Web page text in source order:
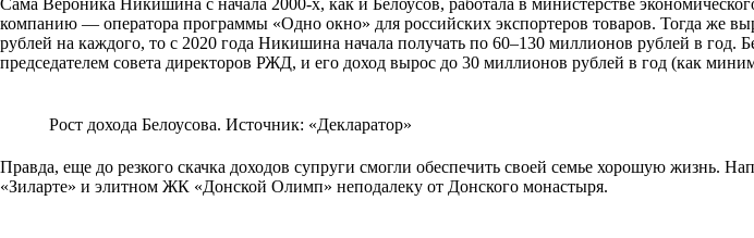
Сама Вероника Никишина с начала 2000-х, как и Белоусов, работала в министерстве
компанию — оператора программы «Одно окно» для российских экспортеров товаров. Тогда же
рублей на каждого, то с 2020 года Никишина начала получать по 60–130 миллионов рублей в год.
председателем совета директоров РЖД, и его доход вырос до 30 миллионов рублей в год (как
Рост дохода Белоусова. Источник: «Декларатор»
Правда, еще до резкого скачка доходов супруги смогли обеспечить своей семье хорошую жизнь.
«Зиларте» и элитном ЖК «Донской Олимп» неподалеку от Донского монастыря.